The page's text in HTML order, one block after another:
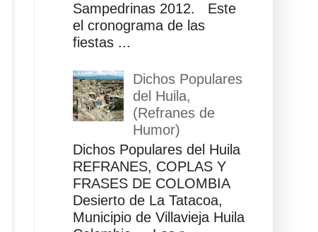
Sampedrinas 2012. Este
el cronograma de las
fiestas ...
Dichos Populares
del Huila,
(Refranes de
Humor)
Dichos Populares del Huila
REFRANES, COPLAS Y
FRASES DE COLOMBIA
Desierto de La Tatacoa,
Municipio de Villavieja Huila